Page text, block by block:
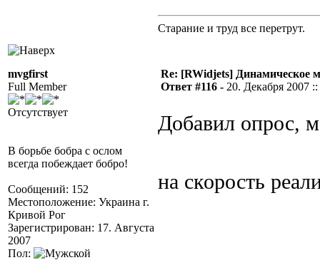
Старание и труд все перетрут.
mvgfirst
Full Member
Отсутствует
В борьбе бобра с ослом
всегда побеждает бобро!
Сообщений: 152
Местоположение: Украина г.
Кривой Рог
Зарегистрирован: 17. Августа
2007
Пол:
Re: [RWidjets] Динамическое
Ответ #116 - 20. Декабря 2007
Добавил опрос,
на скорость